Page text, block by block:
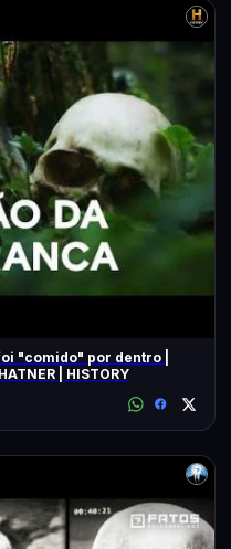
"comido" por dentro |
| HISTORY